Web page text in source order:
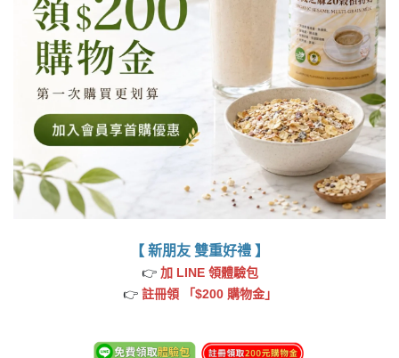
【 新朋友 雙重好禮 】
👉 加LINE 領體驗包
👉 註冊領「$200 購物金」